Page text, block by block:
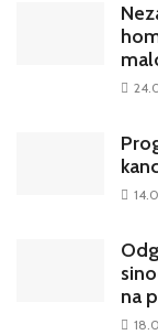
na